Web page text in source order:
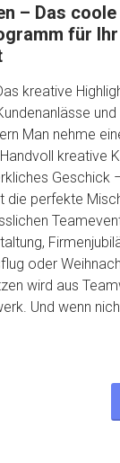
– Das coole
für Ihr
kreative
und
Man nehme
kreative
Geschick
die perfekte
oder
wird aus
Und wenn